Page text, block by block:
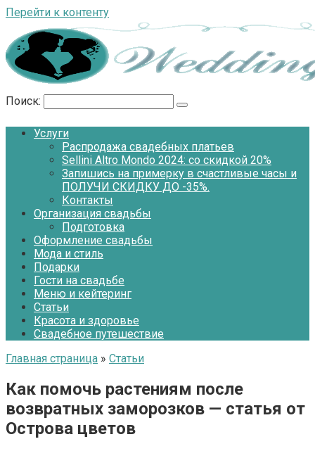
Перейти к контенту
Поиск:
Услуги
Распродажа свадебных платьев
Sellini Altro Mondo 2024: со скидкой 20%
Запишись на примерку в счастливые часы и
ПОЛУЧИ СКИДКУ ДО -35%.
Контакты
Организация свадьбы
Подготовка
Оформление свадьбы
Мода и стиль
Подарки
Гости на свадьбе
Меню и кейтеринг
Статьи
Красота и здоровье
Свадебное путешествие
Главная страница » Статьи
Как помочь растениям после
возвратных заморозков — статья от
Острова цветов